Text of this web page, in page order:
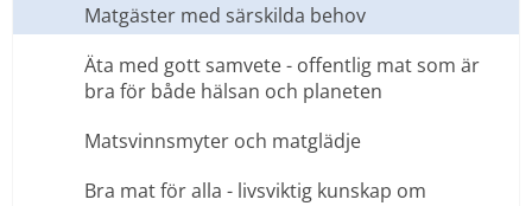
Matgäster med särskilda behov
Äta med gott samvete - offentlig mat som är
bra för både hälsan och planeten
Matsvinnsmyter och matglädje
Bra mat för alla - livsviktig kunskap om